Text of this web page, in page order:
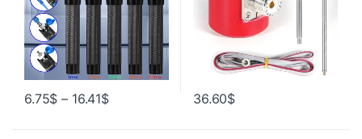
6.75$ – 16.41$ 36.60$